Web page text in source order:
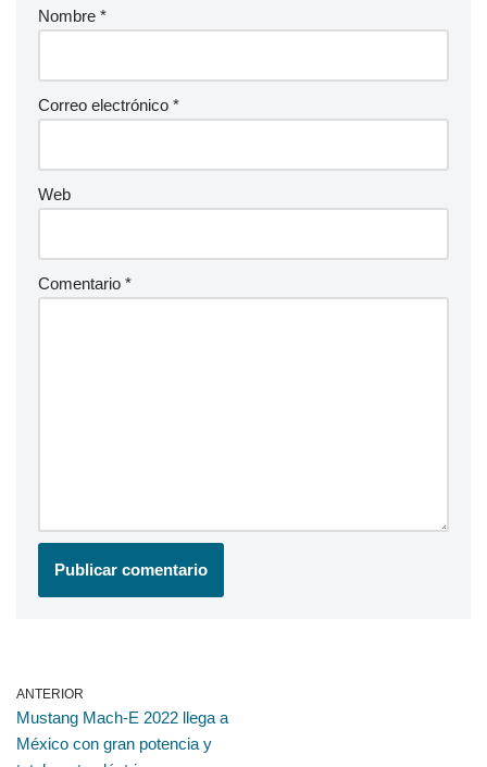
Nombre *
Correo electrónico *
Web
Comentario *
ANTERIOR
Mustang Mach-E 2022 llega a
México con gran potencia y